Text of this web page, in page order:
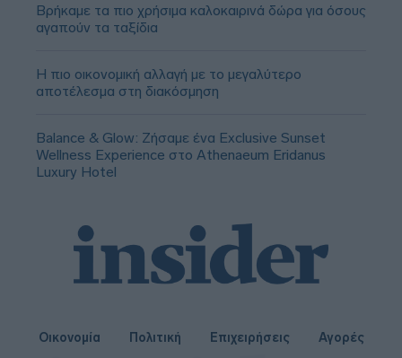
Βρήκαμε τα πιο χρήσιμα καλοκαιρινά δώρα για όσους
αγαπούν τα ταξίδια
Η πιο οικονομική αλλαγή με το μεγαλύτερο
αποτέλεσμα στη διακόσμηση
Balance & Glow: Ζήσαμε ένα Exclusive Sunset
Wellness Experience στο Athenaeum Eridanus
Luxury Hotel
Οικονομία Πολιτική Επιχειρήσεις Αγορές